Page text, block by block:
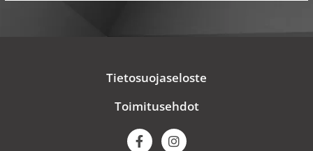
Tietosuojaseloste
Toimitusehdot
F
a
I
n